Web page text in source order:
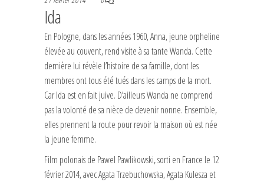
Ida
En Pologne, dans les années 1960, Anna, jeune orpheline
élevée au couvent, rend visite à sa tante Wanda. Cette
dernière lui révèle l’histoire de sa famille, dont les
membres ont tous été tués dans les camps de la mort.
Car Ida est en fait juive. D’ailleurs Wanda ne comprend
pas la volonté de sa nièce de devenir nonne. Ensemble,
elles prennent la route pour revoir la maison où est née
la jeune femme.
Film polonais de Pawel Pawlikowski, sorti en France le 12
février 2014, avec Agata Trzebuchowska, Agata Kulesza et